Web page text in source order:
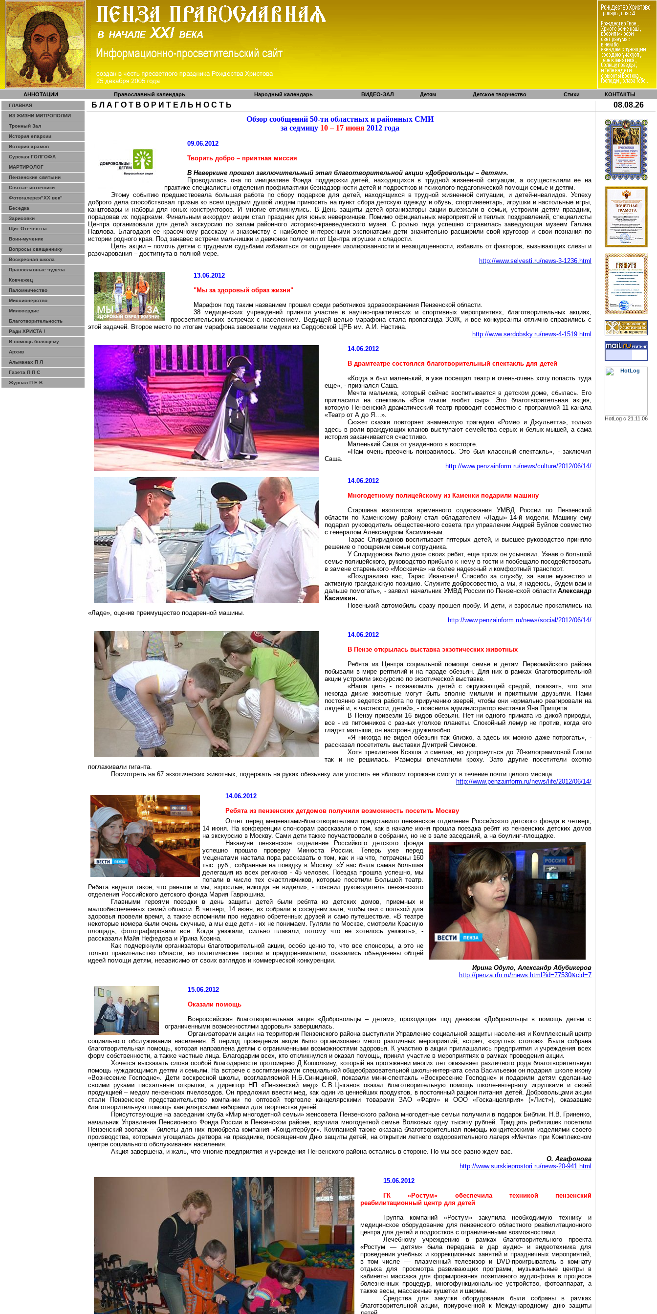
АННОТАЦИИ Православный календарь Народный календарь ВИДЕО-ЗАЛ Детям Детское творчество Стихи КОНТАКТЫ
ГЛАВНАЯ
ИЗ ЖИЗНИ МИТРОПОЛИИ
Тронный Зал
История епархии
История храмов
Сурская ГОЛГОФА
МАРТИРОЛОГ
Пензенские святыни
Святые источники
Фотогалерея"ХХ век"
Беседка
Зарисовки
Щит Отечества
Воин-мученик
Вопросы священнику
Воскресная школа
Православные чудеса
Ковчежец
Паломничество
Миссионерство
Милосердие
Благотворительность
Ради ХРИСТА !
В помощь болящему
Архив
Альманах П Л
Газета П П С
Журнал П Е В
Б Л А Г О Т В О Р И Т Е Л Ь Н О С Т Ь
08.08.26
Обзор сообщений 50-ти областных и районных СМИ
за седмицу10 – 17 июня2012 года
09.06.2012
Творить добро – приятная миссия
В Неверкине прошел заключительный этап благотворительной акции «Добровольцы – детям».
Проводилась она по инициативе Фонда поддержки детей, находящихся в трудной жизненной ситуации, а осуществляли ее на
практике специалисты отделения профилактики безнадзорности детей и подростков и психолого-педагогической помощи семье и детям.
Этому событию предшествовала большая работа по сбору подарков для детей, находящихся в трудной жизненной ситуации, и детей-инвалидов. Успеху
доброго дела способствовал призыв ко всем щедрым душой людям приносить на пункт сбора детскую одежду и обувь, спортинвентарь, игрушки и настольные игры,
канцтовары и наборы для юных конструкторов. И многие откликнулись. В День защиты детей организаторы акции выезжали в семьи, устроили детям праздник,
порадовав их подарками. Финальным аккордом акции стал праздник для юных неверкинцев. Помимо официальных мероприятий и теплых поздравлений, специалисты
Центра организовали для детей экскурсию по залам районного историко-краеведческого музея. С ролью гида успешно справилась заведующая музеем Галина
Павлова. Благодаря ее красочному рассказу и знакомству с наиболее интересными экспонатами дети значительно расширили свой кругозор и свои познания по
истории родного края. Под занавес встречи мальчишки и девчонки получили от Центра игрушки и сладости.
Цель акции – помочь детям с трудными судьбами избавиться от ощущения изолированности и незащищенности, избавить от факторов, вызывающих слезы и
разочарования – достигнута в полной мере.
http://www.selvesti.ru/news-3-1236.html
13.06.2012
"Мы за здоровый образ жизни"
Марафон под таким названием прошел среди работников здравоохранения Пензенской области.
38 медицинских учреждений приняли участие в научно-практических и спортивных мероприятиях, благотворительных акциях,
просветительских встречах с населением. Ведущей целью марафона стала пропаганда ЗОЖ, и все конкурсанты отлично справились с
этой задачей. Второе место по итогам марафона завоевали медики из Сердобской ЦРБ им. А.И. Настина.
http://www.serdobsky.ru/news-4-1519.html
14.06.2012
В драмтеатре состоялся благотворительный спектакль для детей
«Когда я был маленький, я уже посещал театр и очень-очень хочу попасть туда
еще», - признался Саша.
Мечта мальчика, который сейчас воспитывается в детском доме, сбылась. Его
пригласили на спектакль «Все мыши любят сыр». Это благотворительная акция,
которую Пензенский драматический театр проводит совместно с программой 11 канала
«Театр от А до Я…».
Сюжет сказки повторяет знаменитую трагедию «Ромео и Джульетта», только
здесь в роли враждующих кланов выступают семейства серых и белых мышей, а сама
история заканчивается счастливо.
Маленький Саша отувиденного в восторге.
«Нам очень-преоченьпонравилось. Это был классный спектакль», - заключил
Саша.
http://www.penzainform.ru/news/culture/2012/06/14/
14.06.2012
Многодетному полицейскому из Каменки подарили машину
Старшина изолятора временного содержания УМВД России по Пензенской
области по Каменскому району стал обладателем «Лады» 14-й модели. Машину ему
подарил руководитель общественного совета при управлении Андрей Буйлов совместно
с генералом Александром Касимкиным.
Тарас Спиридонов воспитывает пятерых детей, и высшее руководство приняло
решение о поощрении семьи сотрудника.
У Спиридонова было двое своих ребят, еще троих он усыновил. Узнав о большой
семье полицейского, руководство прибыло к нему в гости и пообещало посодействовать
в замене старенького «Москвича» на более надежный и комфортный транспорт.
«Поздравляю вас, Тарас Иванович! Спасибо за службу, за ваше мужество и
активную гражданскую позицию. Служите добросовестно, а мы, я надеюсь, будем вам и
дальше помогать», - заявил начальник УМВД России по Пензенской области Александр
Касимкин.
Новенький автомобиль сразу прошел пробу. И дети, и взрослые прокатились на
«Ладе», оценив преимущество подаренной машины.
http://www.penzainform.ru/news/social/2012/06/14/
14.06.2012
В Пензе открылась выставка экзотических животных
Ребята из Центра социальной помощи семье и детям Первомайского района
побывали в мире рептилий и на параде обезьян. Для них в рамках благотворительной
акции устроили экскурсию по экзотической выставке.
«Наша цель - познакомить детей с окружающей средой, показать, что эти
некогда дикие животные могут быть вполне милыми и приятными друзьями. Нами
постоянно ведется работа по приручению зверей, чтобы они нормально реагировали на
людей и, в частности, детей», - пояснила администратор выставки Яна Прищепа.
В Пензу привезли 16 видов обезьян. Нет ни одного примата из дикой природы,
все - из питомников с разных уголков планеты. Спокойный лемур не против, когда его
гладят малыши, он настроен дружелюбно.
«Я никогда не видел обезьян так близко, а здесь их можно даже потрогать», -
рассказал посетитель выставки Дмитрий Симонов.
Хотя трехлетняя Ксюша и смелая, но дотронуться до 70-килограммовой Глаши
так и не решилась. Размеры впечатлили кроху. Зато другие посетители охотно
поглаживали гиганта.
Посмотреть на 67 экзотических животных, подержать на руках обезьянку или угостить ее яблоком горожане смогут в течение почти целого месяца.
http://www.penzainform.ru/news/life/2012/06/14/
14.06.2012
Ребята из пензенских детдомов получили возможность посетить Москву
Отчет перед меценатами-благотворителями представило пензенское отделение Российского детского фонда в четверг,
14 июня. На конференции спонсорам рассказали о том, как в начале июня прошла поездка ребят из пензенских детских домов
на экскурсию в Москву. Сами дети также поучаствовали в собрании, но не в зале заседаний, а на боулинг-площадке.
Накануне пензенское отделение
Российкого детского фонда
успешно прошло проверку Минюста России. Теперь уже перед
меценатами настала пора рассказать о том, как и на что,потрачены 160
тыс. руб., собранные на поездку в Москву. «У нас была самая большая
делегация из всех регионов - 45 человек. Поездка прошла успешно, мы
попали в число тех счастливчиков, которые посетили Большой театр.
Ребята видели такое, что раньше и мы, взрослые, никогда не видели», - пояснил руководитель пензенского
отделения Российского детского фонда Мария Гаврюшина.
Главными героями поездки в день защиты детей были ребята из детских домов, приемных и
малообеспеченных семей области. В четверг, 14 июня, их собрали в соседнем зале, чтобы они с пользой для
здоровья провели время, а также вспомнили про недавно обретенных друзей и само путешествие. «В театре
некоторые номера были очень скучные, а мы еще дети - их не понимаем. Гуляли по Москве, смотрели Красную
площадь, фотографировали все. Когда уезжали, сильно плакали, потому что не хотелось уезжать», -
рассказали Майя Нефедова и Ирина Козина.
Как подчеркнули организаторы благотворительной акции, особо ценно то, что все спонсоры, а это не
только правительство области, но политические партии и предприниматели, оказались объединены общей
идеей помощи детям, независимо от своих взглядов и коммерческой конкуренции.
Ирина Одуло, Александр Абубикеров
http://penza.rfn.ru/rnews.html?id=77530&cid=7
15.06.2012
Оказали помощь
Всероссийская благотворительная акция «Добровольцы – детям», проходящая под девизом «Добровольцы в помощь детям с
ограниченными возможностями здоровья» завершилась.
Организаторами акции на территории Пензенского района выступили Управление социальной защиты населения и Комплексный центр
социального обслуживания населения. В период проведения акции было организовано много различных мероприятий, встреч, «круглых столов». Была собрана
благотворительная помощь, которая направлена детям с ограниченными возможностями здоровья. К участию в акции приглашались предприятия и учреждения всех
форм собственности, а также частные лица. Благодарим всех, кто откликнулся и оказал помощь, принял участие в мероприятиях в рамках проведения акции.
Хочется высказать слова особой благодарности протоиерею Д.Кошолкину, который на протяжении многих лет оказывает различного рода благотворительную
помощь нуждающимся детям и семьям. На встрече с воспитанниками специальной общеобразовательной школы-интерната села Васильевки он подарил школе икону
«Вознесение Господне». Дети воскресной школы, возглавляемой Н.Б.Синициной, показали мини-спектакль «Воскресение Господне» и подарили детям сделанные
своими руками пасхальные открытки, а директор НП «Пензенский мед» С.В.Цыганов оказал благотворительную помощь школе-интернату игрушками и своей
продукцией – медом пензенских пчеловодов. Он предложил ввести мед, как один из ценнейших продуктов, в постоянный рацион питания детей. Добровольцами акции
стали Пензенское представительство компании по оптовой торговле канцелярскими товарами ЗАО «Фарм» и ООО«Госканцелярия» («Лист»), оказавшие
благотворительную помощь канцелярскими наборами для творчества детей.
Присутствующие на заседании клуба «Мир многодетной семьи» женсовета Пензенского района многодетные семьи получили в подарок Библии. Н.В. Гриненко,
начальник Управления Пенсионного Фонда России в Пензенском районе, вручила многодетной семье Волковых одну тысячу рублей. Тридцать ребятишек посетили
Пензенский зоопарк – билеты для них приобрела компания «Кондитербург». Компанией также оказана благотворительная помощь кондитерскими изделиями своего
производства, которыми угощалась детвора на празднике, посвященном Дню защиты детей, на открытии летнего оздоровительного лагеря «Мечта» при Комплексном
центре социального обслуживания населения.
Акция завершена, и жаль, что многие предприятия и учреждения Пензенского района остались в стороне. Но мы все равно ждем вас.
О. Агафонова
http://www.surskieprostori.ru/news-20-941.html
15.06.2012
ГК «Ростум» обеспечила техникой пензенский
реабилитационный центр для детей
Группа компаний «Ростум» закупила необходимую технику и
медицинское оборудование для пензенского областного реабилитационного
центра для детей и подростков с ограниченными возможностями.
Лечебному учреждению в рамках благотворительного проекта
«Ростум — детям» была передана в дар аудио- и видеотехника для
проведения учебных и коррекционных занятий и праздничных мероприятий,
в том числе — плазменный телевизор и DVD-проигрыватель в комнату
отдыха для просмотра развивающих программ, музыкальные центры в
кабинеты массажа для формирования позитивного аудио-фонав процессе
болезненных процедур, многофункциональное устройство, фотоаппарат, а
также весы, массажные кушетки и ширмы.
Средства для закупки оборудования были собраны в рамках
благотворительной акции, приуроченной к Международному дню защиты
HotLog с 21.11.06